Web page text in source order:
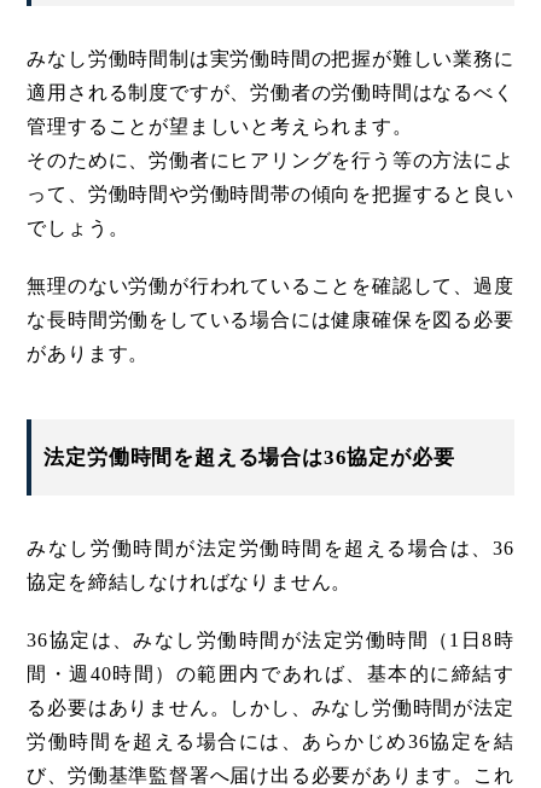
みなし労働時間制は実労働時間の把握が難しい業務に
適用される制度ですが、労働者の労働時間はなるべく
管理することが望ましいと考えられます。
そのために、労働者にヒアリングを行う等の方法によ
って、労働時間や労働時間帯の傾向を把握すると良い
でしょう。
無理のない労働が行われていることを確認して、過度
な長時間労働をしている場合には健康確保を図る必要
があります。
法定労働時間を超える場合は36協定が必要
みなし労働時間が法定労働時間を超える場合は、36
協定を締結しなければなりません。
36協定は、みなし労働時間が法定労働時間（1日8時
間・週40時間）の範囲内であれば、基本的に締結す
る必要はありません。しかし、みなし労働時間が法定
労働時間を超える場合には、あらかじめ36協定を結
び、労働基準監督署へ届け出る必要があります。これ